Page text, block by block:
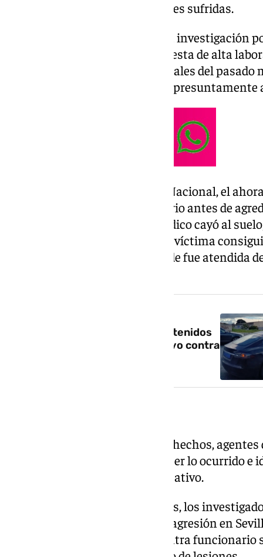
recibió asistencia por las lesiones sufridas.
La agresión se produjo, según la investigación
facultativo realizara una propuesta de alta
consulta médica celebrada a finales del
centro de trabajo, el médico fue
Según ha informado la Policía Nacional, el
increpar verbalmente al sanitario antes de
consecuencia del ataque, el médico cayó al
continuado posteriormente. La víctima
interior del centro médico, donde fue atendida
Intervenidos 36 vehículos y detenidos
dos conductores en un operativo contra
Tras tener conocimiento de los hechos,
una investigación para esclarecer lo ocurrido
responsable del ataque al facultativo.
Como resultado de las pesquisas, los
detener al presunto autor de la agresión en
presunto delito de atentado contra funcionario